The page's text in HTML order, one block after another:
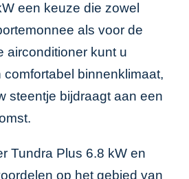
een keuze die zowel
als voor de
airconditioner kunt u
binnenklimaat,
steentje bijdraagt aan een
Tundra Plus 6.8 kW en
op het gebied van